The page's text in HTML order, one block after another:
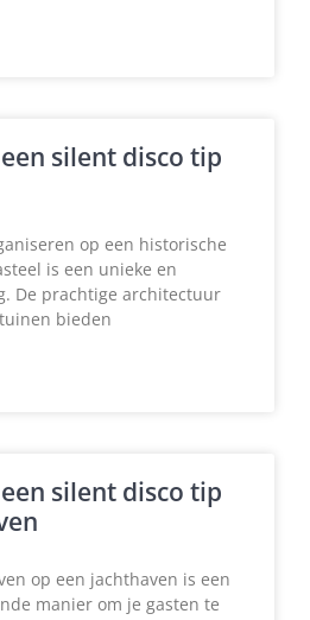
silent disco tip
op een historische
is een unieke en
De prachtige architectuur
bieden
silent disco tip
op een jachthaven is een
manier om je gasten te